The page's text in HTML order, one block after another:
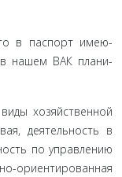
в паспорт имею­
в нашем ВАК плани­
хозяйствен­ной
деятельность в
по управле­нию
ориентированная